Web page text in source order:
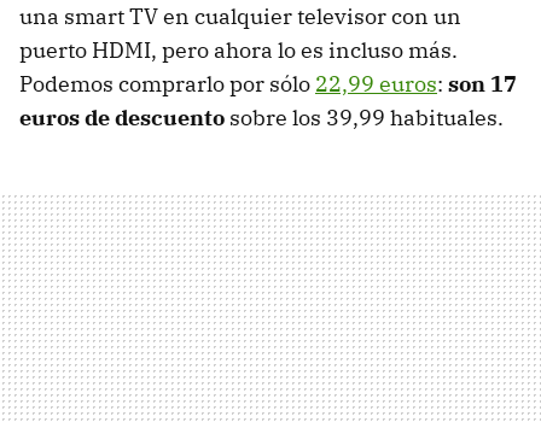
una smart TV en cualquier televisor con un
puerto HDMI, pero ahora lo es incluso más.
Podemos comprarlo por sólo 22,99 euros: son 17
euros de descuento sobre los 39,99 habituales.